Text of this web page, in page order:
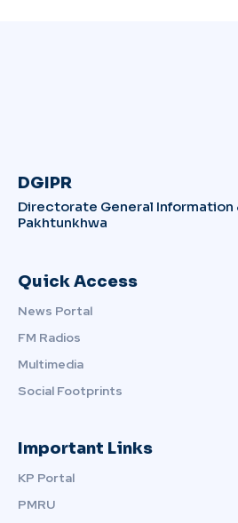
DGIPR
Directorate General Information
Pakhtunkhwa
Quick Access
News Portal
FM Radios
Multimedia
Social Footprints
Important Links
KP Portal
PMRU